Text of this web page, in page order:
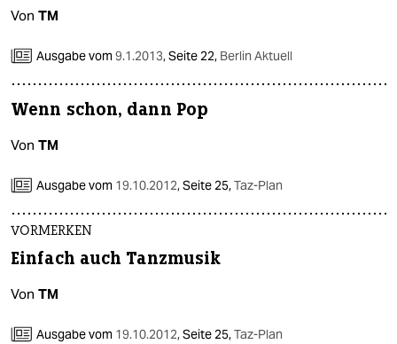
Von TM
Ausgabe vom9.1.2013,Seite 22, Berlin Aktuell
Wenn schon, dann Pop
Von TM
Ausgabe vom 19.10.2012,Seite 25,Taz-Plan
VORMERKEN
Einfach auch Tanzmusik
Von TM
Ausgabe vom 19.10.2012,Seite 25,Taz-Plan